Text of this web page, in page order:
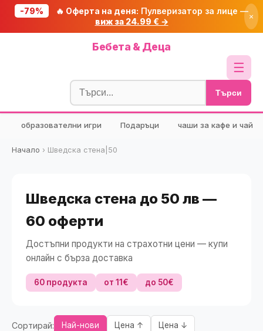
-79% 🔥 Оферта на деня: Пулверизатор за лице —
виж за 24.99 € →
×
Бебета & Деца
☰
Блог
🧮 Калкулатори
🔍 Намери продукт
🎁 Подарък
Търси
образователни игри Подаръци чаши за кафе и чай
Начало › Шведска стена|50
Шведска стена до 50 лв —
60 оферти
Достъпни продукти на страхотни цени — купи
онлайн с бърза доставка
60 продукта от 11€ до 50€
Сортирай: Най-нови Цена ↑ Цена ↓